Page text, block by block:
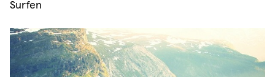
Surfen